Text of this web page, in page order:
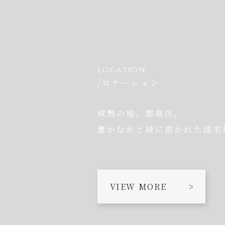
Location
/ロケーション
成熟の地、都島区。
豊かな水と緑に抱かれた邸
VIEW MORE